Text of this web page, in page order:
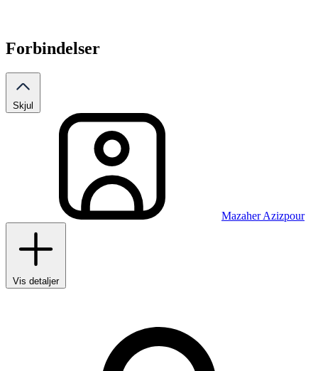
Forbindelser
Skjul
Mazaher Azizpour
Vis detaljer